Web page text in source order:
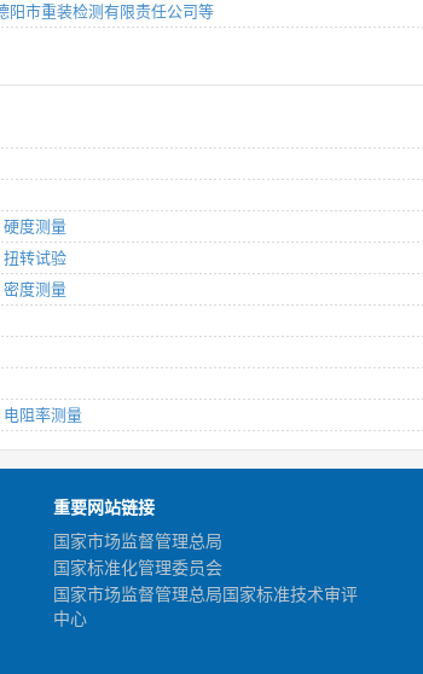
阳市重装检测有限责任公司等
度测量
转试验
度测量
阻率测量
重要网站链接
国家市场监督管理总局
国家标准化管理委员会
国家市场监督管理总局国家标准技术审评
中心